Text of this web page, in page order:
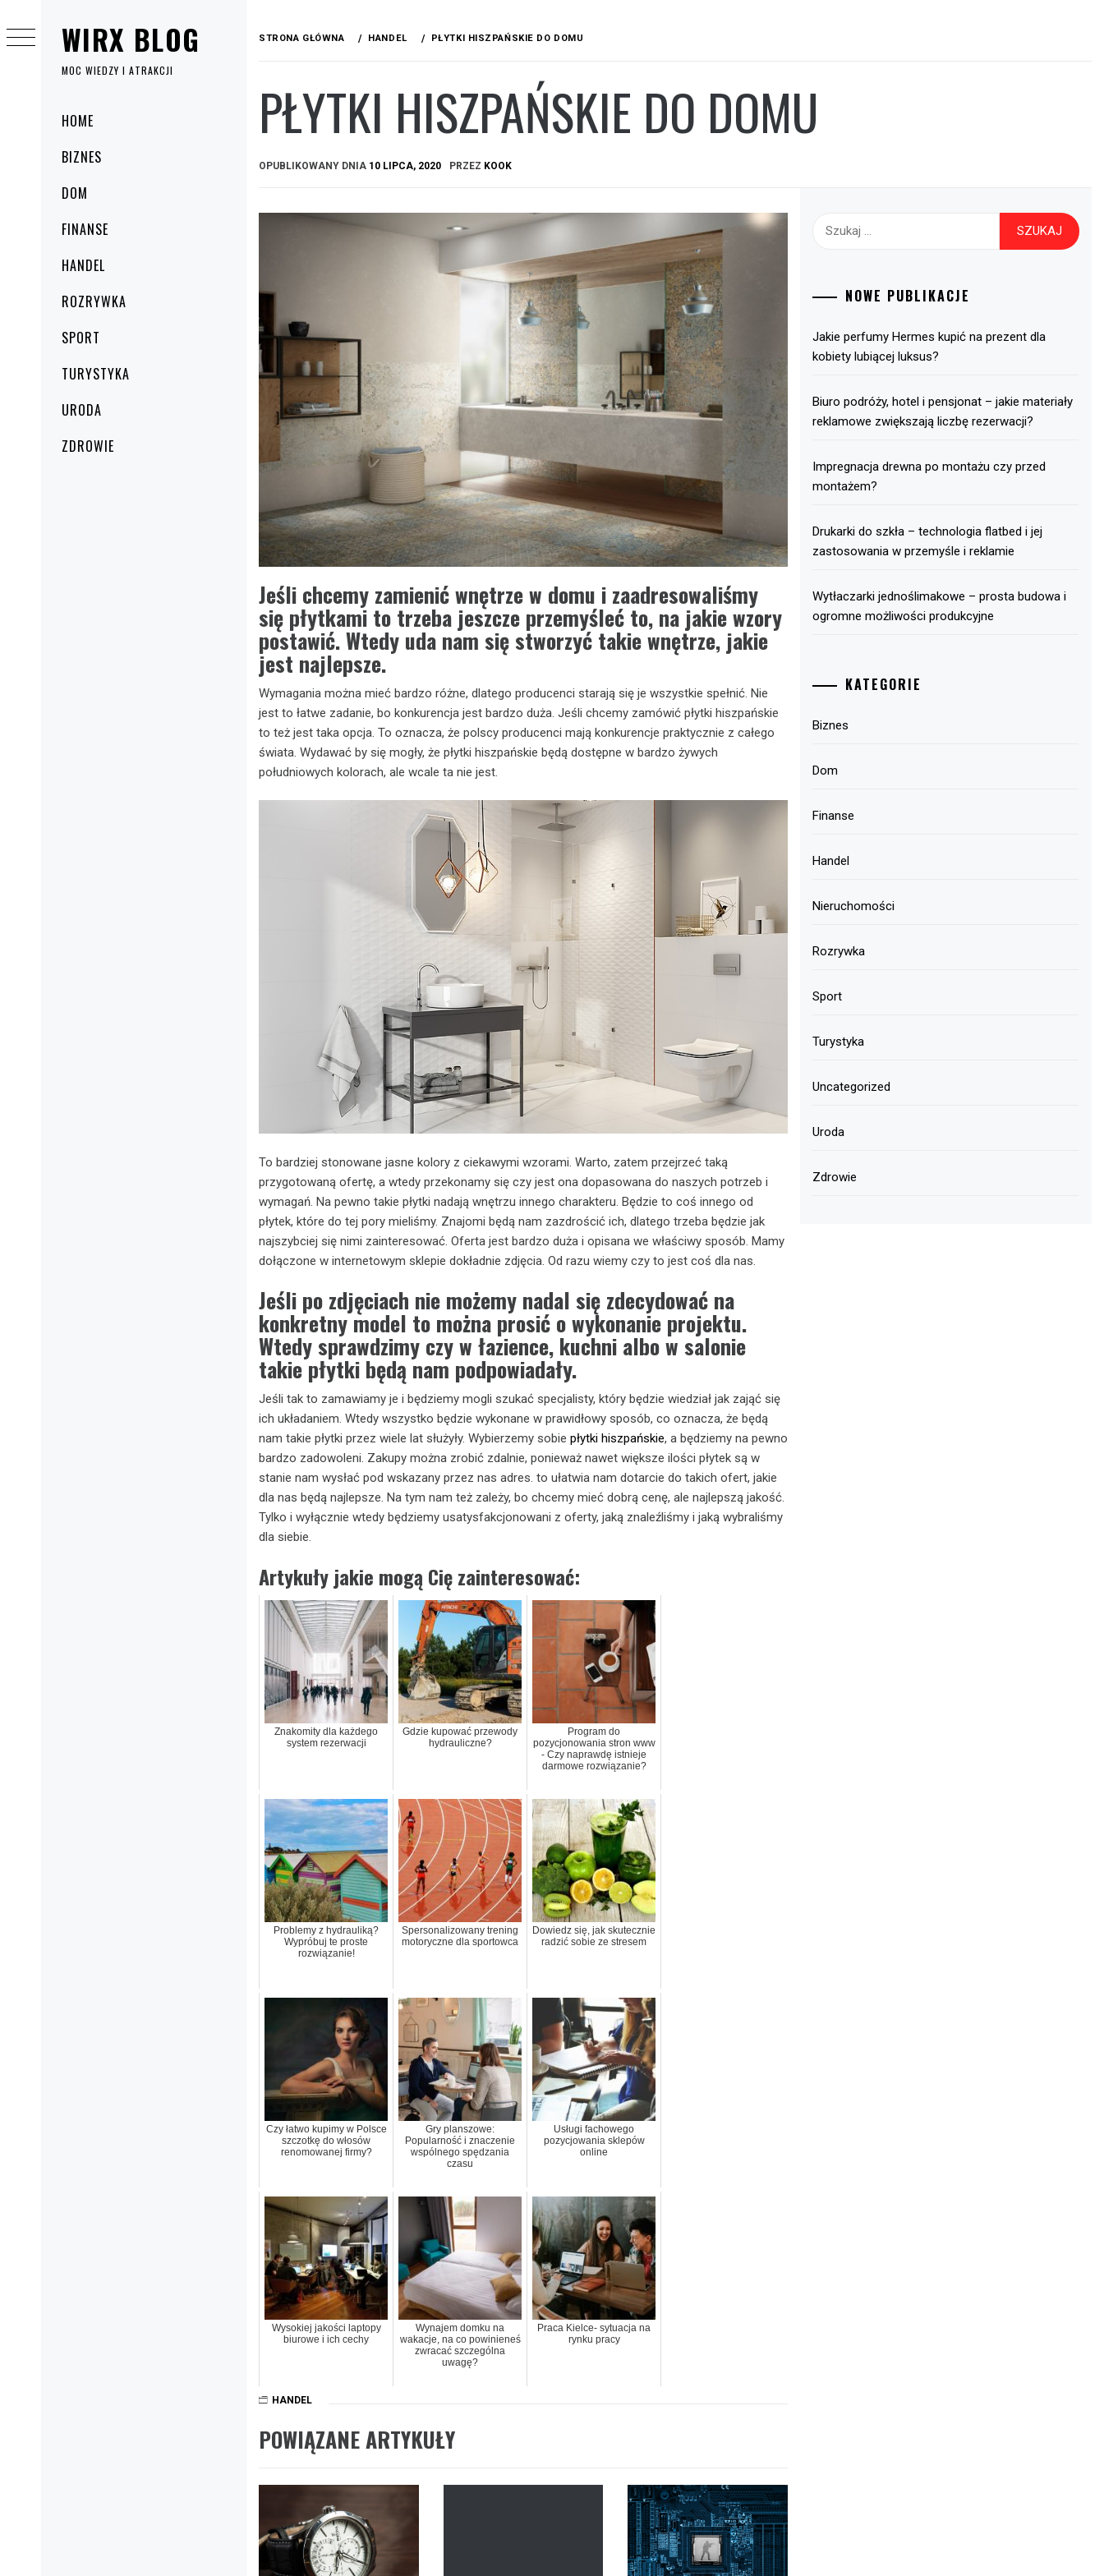
WIRX BLOG
MOC WIEDZY I ATRAKCJI
Menu
główne
HOME
BIZNES
DOM
FINANSE
HANDEL
ROZRYWKA
SPORT
TURYSTYKA
URODA
ZDROWIE
do
treści
STRONA GŁÓWNA HANDEL PŁYTKI HISZPAŃSKIE DO DOMU
PŁYTKI HISZPAŃSKIE DO DOMU
OPUBLIKOWANY DNIA 10 LIPCA, 2020 PRZEZ KOOK
Jeśli chcemy zamienić wnętrze w domu i zaadresowaliśmy
się płytkami to trzeba jeszcze przemyśleć to, na jakie wzory
postawić. Wtedy uda nam się stworzyć takie wnętrze, jakie
jest najlepsze.
Wymagania można mieć bardzo różne, dlatego producenci starają się je wszystkie spełnić. Nie
jest to łatwe zadanie, bo konkurencja jest bardzo duża. Jeśli chcemy zamówić płytki hiszpańskie
to też jest taka opcja. To oznacza, że polscy producenci mają konkurencje praktycznie z całego
świata. Wydawać by się mogły, że płytki hiszpańskie będą dostępne w bardzo żywych
południowych kolorach, ale wcale ta nie jest.
To bardziej stonowane jasne kolory z ciekawymi wzorami. Warto, zatem przejrzeć taką
przygotowaną ofertę, a wtedy przekonamy się czy jest ona dopasowana do naszych potrzeb i
wymagań. Na pewno takie płytki nadają wnętrzu innego charakteru. Będzie to coś innego od
płytek, które do tej pory mieliśmy. Znajomi będą nam zazdrościć ich, dlatego trzeba będzie jak
najszybciej się nimi zainteresować. Oferta jest bardzo duża i opisana we właściwy sposób. Mamy
dołączone w internetowym sklepie dokładnie zdjęcia. Od razu wiemy czy to jest coś dla nas.
Jeśli po zdjęciach nie możemy nadal się zdecydować na
konkretny model to można prosić o wykonanie projektu.
Wtedy sprawdzimy czy w łazience, kuchni albo w salonie
takie płytki będą nam podpowiadały.
Jeśli tak to zamawiamy je i będziemy mogli szukać specjalisty, który będzie wiedział jak zająć się
ich układaniem. Wtedy wszystko będzie wykonane w prawidłowy sposób, co oznacza, że będą
nam takie płytki przez wiele lat służyły. Wybierzemy sobie płytki hiszpańskie, a będziemy na pewno
bardzo zadowoleni. Zakupy można zrobić zdalnie, ponieważ nawet większe ilości płytek są w
stanie nam wysłać pod wskazany przez nas adres. to ułatwia nam dotarcie do takich ofert, jakie
dla nas będą najlepsze. Na tym nam też zależy, bo chcemy mieć dobrą cenę, ale najlepszą jakość.
Tylko i wyłącznie wtedy będziemy usatysfakcjonowani z oferty, jaką znaleźliśmy i jaką wybraliśmy
dla siebie.
Artykuły jakie mogą Cię zainteresować:
Znakomity dla każdego
system rezerwacji
Gdzie kupować przewody
hydrauliczne?
Program do
pozycjonowania stron www
- Czy naprawdę istnieje
darmowe rozwiązanie?
Problemy z hydrauliką?
Wypróbuj te proste
rozwiązanie!
Spersonalizowany trening
motoryczne dla sportowca
Dowiedz się, jak skutecznie
radzić sobie ze stresem
Czy łatwo kupimy w Polsce
szczotkę do włosów
renomowanej firmy?
Gry planszowe:
Popularność i znaczenie
wspólnego spędzania
czasu
Usługi fachowego
pozycjowania sklepów
online
Wysokiej jakości laptopy
biurowe i ich cechy
Wynajem domku na
wakacje, na co powinieneś
zwracać szczególna
uwagę?
Praca Kielce- sytuacja na
rynku pracy
HANDEL
POWIĄZANE ARTYKUŁY
Szukaj:
NOWE PUBLIKACJE
Jakie perfumy Hermes kupić na prezent dla
kobiety lubiącej luksus?
Biuro podróży, hotel i pensjonat – jakie materiały
reklamowe zwiększają liczbę rezerwacji?
Impregnacja drewna po montażu czy przed
montażem?
Drukarki do szkła – technologia flatbed i jej
zastosowania w przemyśle i reklamie
Wytłaczarki jednoślimakowe – prosta budowa i
ogromne możliwości produkcyjne
KATEGORIE
Biznes
Dom
Finanse
Handel
Nieruchomości
Rozrywka
Sport
Turystyka
Uncategorized
Uroda
Zdrowie